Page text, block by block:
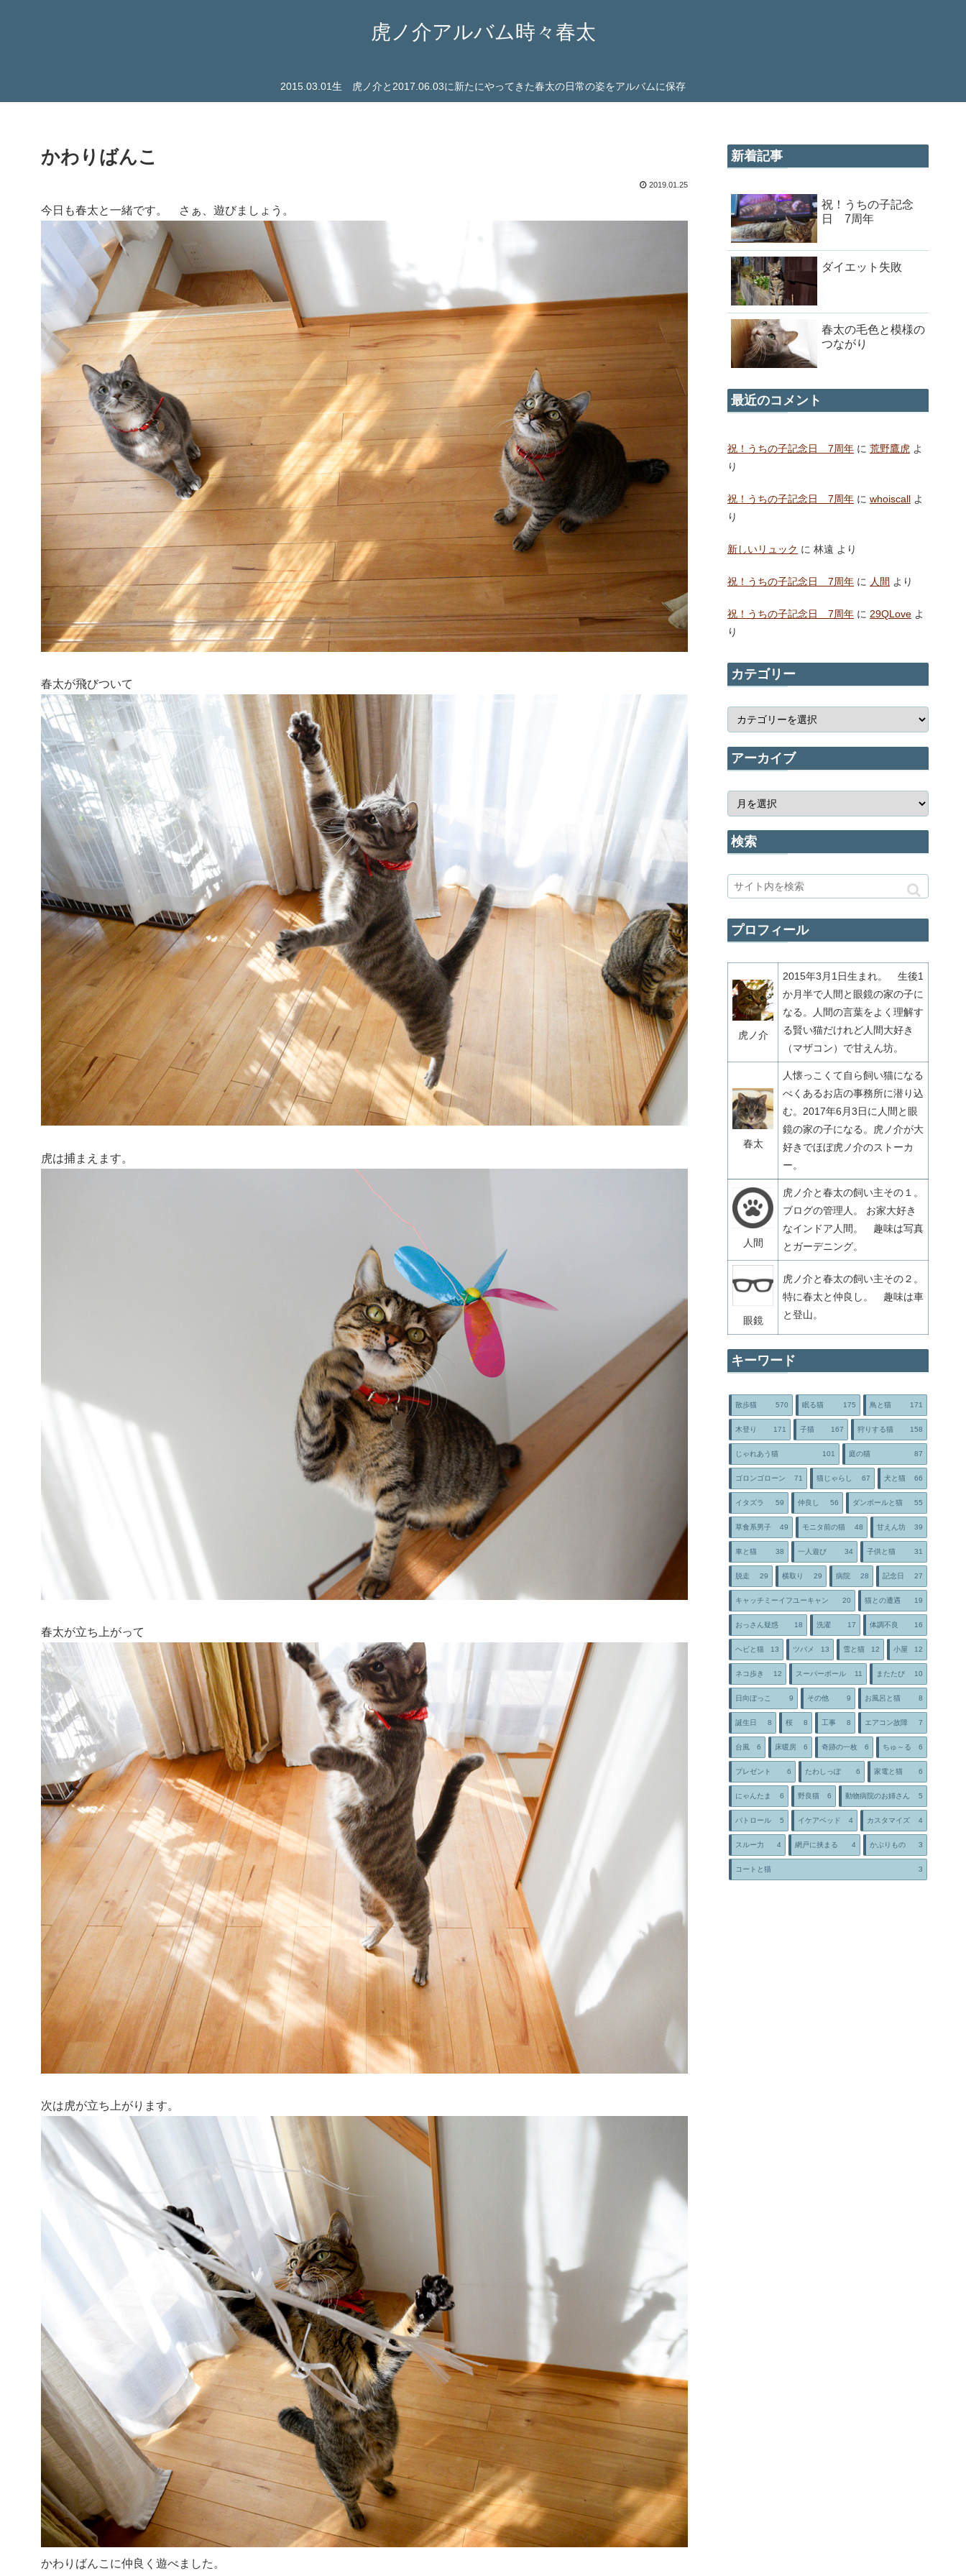
虎ノ介アルバム時々春太
2015.03.01生 虎ノ介と2017.06.03に新たにやってきた春太の日常の姿をアルバムに保存
かわりばんこ
2019.01.25
今日も春太と一緒です。 さぁ、遊びましょう。
春太が飛びついて
虎は捕まえます。
春太が立ち上がって
次は虎が立ち上がります。
かわりばんこに仲良く遊べました。
新着記事
祝！うちの子記念
日 7周年
ダイエット失敗
春太の毛色と模様の
つながり
最近のコメント
祝！うちの子記念日 7周年 に 荒野鷹虎 よ
り
祝！うちの子記念日 7周年 に whoiscall よ
り
新しいリュック に 林遠 より
祝！うちの子記念日 7周年 に 人間 より
祝！うちの子記念日 7周年 に 29QLove よ
り
カテゴリー
アーカイブ
検索
プロフィール
虎ノ介
2015年3月1日生まれ。 生後1
か月半で人間と眼鏡の家の子に
なる。人間の言葉をよく理解す
る賢い猫だけれど人間大好き
（マザコン）で甘えん坊。
春太
人懐っこくて自ら飼い猫になる
べくあるお店の事務所に潜り込
む。2017年6月3日に人間と眼
鏡の家の子になる。虎ノ介が大
好きでほぼ虎ノ介のストーカ
ー。
人間
虎ノ介と春太の飼い主その１。
ブログの管理人。 お家大好き
なインドア人間。 趣味は写真
とガーデニング。
眼鏡
虎ノ介と春太の飼い主その２。
特に春太と仲良し。 趣味は車
と登山。
キーワード
散歩猫 570 眠る猫 175 鳥と猫 171
木登り 171 子猫 167 狩りする猫 158
じゃれあう猫 101 庭の猫 87
ゴロンゴローン 71 猫じゃらし 67 犬と猫 66
イタズラ 59 仲良し 56 ダンボールと猫 55
草食系男子 49 モニタ前の猫 48 甘えん坊 39
車と猫 38 一人遊び 34 子供と猫 31
脱走 29 横取り 29 病院 28 記念日 27
キャッチミーイフユーキャン 20 猫との遭遇 19
おっさん疑惑 18 洗濯 17 体調不良 16
ヘビと猫 13 ツバメ 13 雪と猫 12 小屋 12
ネコ歩き 12 スーパーボール 11 またたび 10
日向ぼっこ 9 その他 9 お風呂と猫 8
誕生日 8 桜 8 工事 8 エアコン故障 7
台風 6 床暖房 6 奇跡の一枚 6 ちゅ～る 6
プレゼント 6 たわしっぽ 6 家電と猫 6
にゃんたま 6 野良猫 6 動物病院のお姉さん 5
パトロール 5 イケアベッド 4 カスタマイズ 4
スルー力 4 網戸に挟まる 4 かぶりもの 3
コートと猫 3